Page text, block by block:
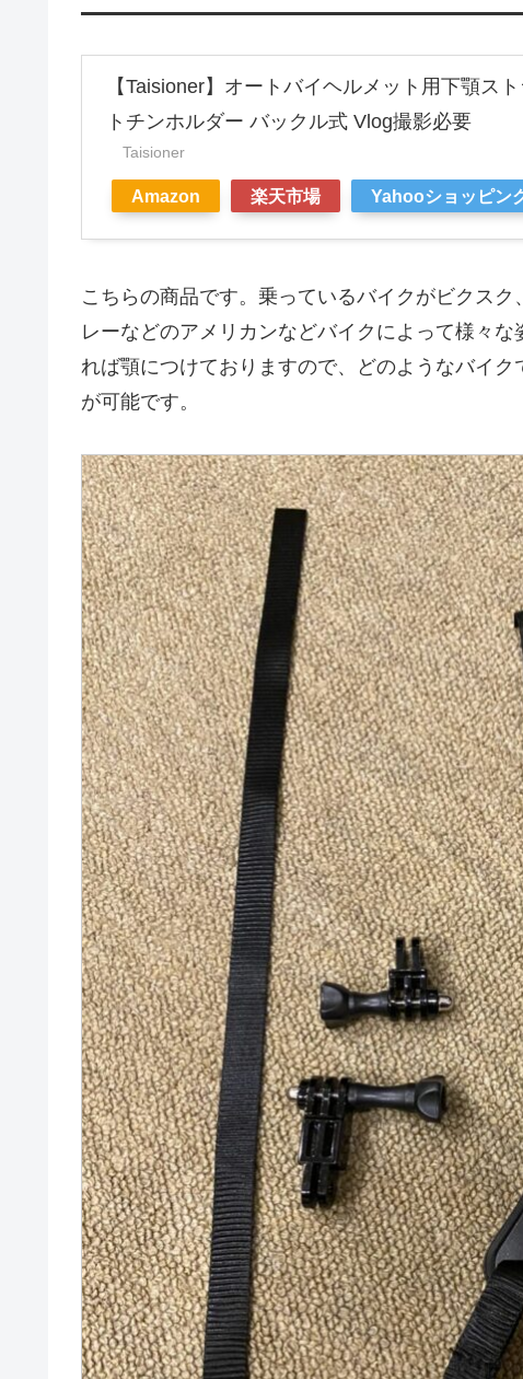
【Taisioner】オートバイヘルメット用下顎ス
トチンホルダー バックル式 Vlog撮影必要
Taisioner
Amazon 楽天市場 Yahooショッピン
こちらの商品です。乗っているバイクがビクス
レーなどのアメリカンなどバイクによって様々
れば顎につけておりますので、どのようなバイ
が可能です。